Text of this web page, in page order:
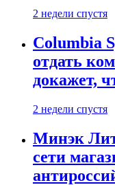
2 недели спустя
Columbia
отдать
докажет,
2 недели спустя
Минэк
сети